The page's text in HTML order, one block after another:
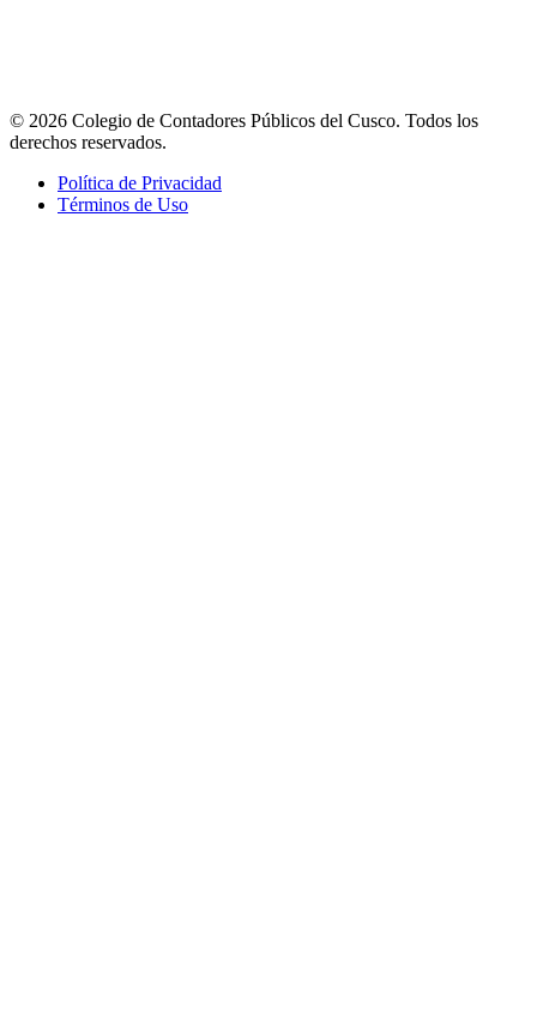
© 2026 Colegio de Contadores Públicos del Cusco. Todos los
derechos reservados.
Política de Privacidad
Términos de Uso